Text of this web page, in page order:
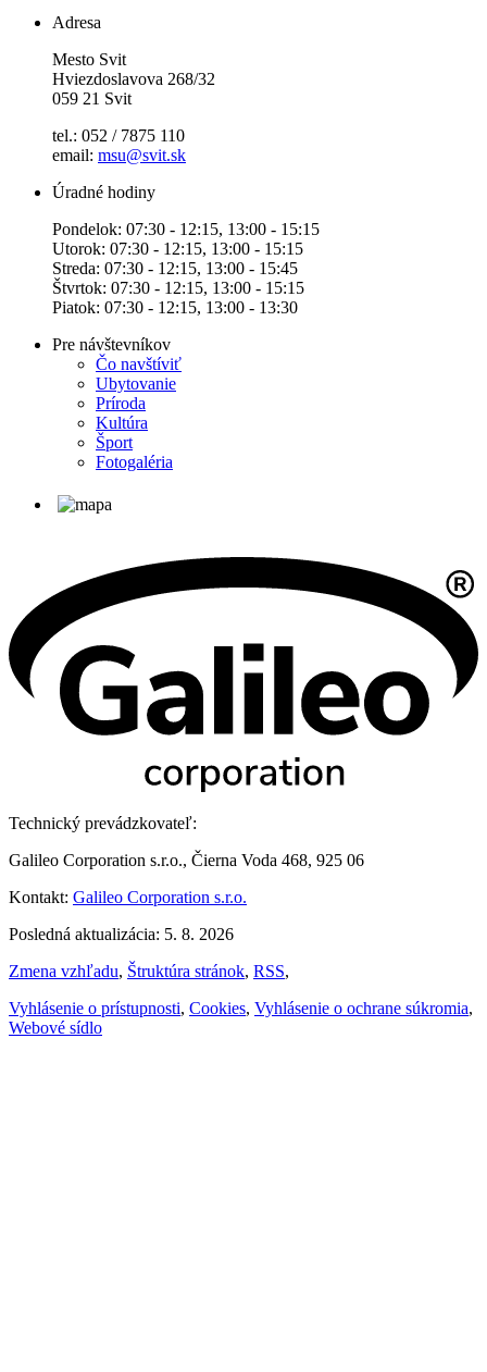
Adresa
Mesto Svit
Hviezdoslavova 268/32
059 21 Svit
tel.: 052 / 7875 110
email: msu@svit.sk
Úradné hodiny
Pondelok: 07:30 - 12:15, 13:00 - 15:15
Utorok: 07:30 - 12:15, 13:00 - 15:15
Streda: 07:30 - 12:15, 13:00 - 15:45
Štvrtok: 07:30 - 12:15, 13:00 - 15:15
Piatok: 07:30 - 12:15, 13:00 - 13:30
Pre návštevníkov
Čo navštíviť
Ubytovanie
Príroda
Kultúra
Šport
Fotogaléria
Technický prevádzkovateľ:
Galileo Corporation s.r.o., Čierna Voda 468, 925 06
Kontakt: Galileo Corporation s.r.o.
Posledná aktualizácia: 5. 8. 2026
Zmena vzhľadu, Štruktúra stránok, RSS,
Vyhlásenie o prístupnosti, Cookies, Vyhlásenie o ochrane súkromia,
Webové sídlo